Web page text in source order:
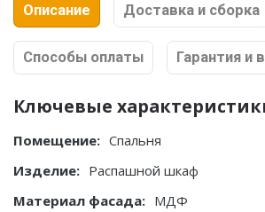
Описание Доставка и сборка
Способы оплаты Гарантия и
Ключевые
Помещение: Спальня
Изделие: Распашной шкаф
Материал фасада: МДФ